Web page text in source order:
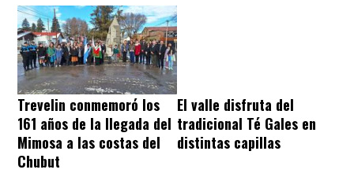
Trevelin conmemoró los
161 años de la llegada del
Mimosa a las costas del
Chubut
El valle disfruta del
tradicional Té Gales en
distintas capillas